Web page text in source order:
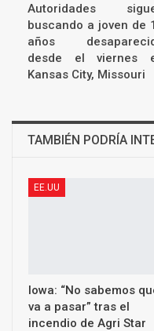
Autoridades
buscando a joven de
años
desde el viernes
Kansas City, Missouri
TAMBIÉN PODRÍA
EE.UU
Iowa: “No sabemos
va a pasar” tras el
incendio de Agri Star